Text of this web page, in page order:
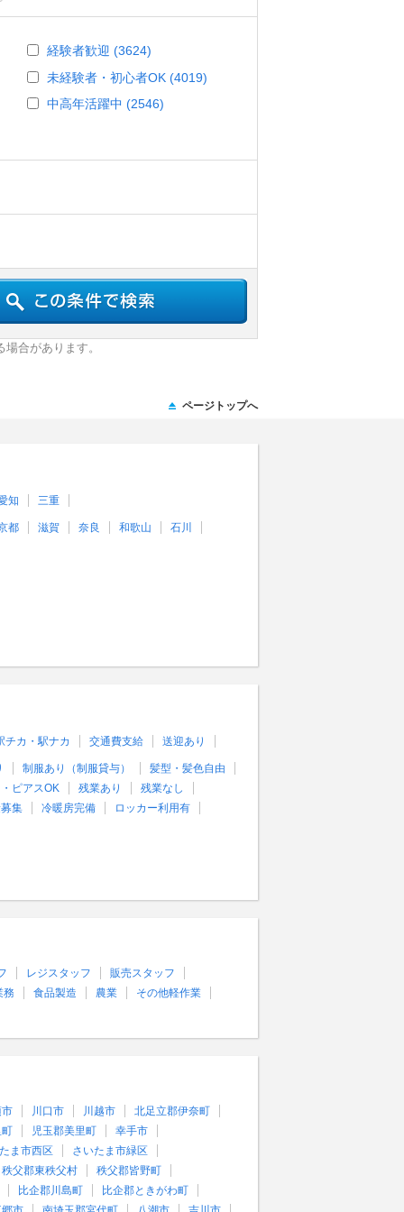
経験者歓迎 (3624)
未経験者・初心者OK (4019)
中高年活躍中 (2546)
合があります。
知 三重
都 滋賀 奈良 和歌山 石川
チカ・駅ナカ 交通費支給 送迎あり
制服あり（制服貸与）
髪型・髪色自由
ピアスOK
残業あり
残業なし
集
冷暖房完備 ロッカー利用有
レジスタッフ
販売スタッフ
務
食品製造 農業 その他軽作業
川口市 川越市
北足立郡伊奈町
児玉郡美里町
幸手市
ま市西区
さいたま市緑区
秩父郡東秩父村
秩父郡皆野町
比企郡川島町
比企郡ときがわ町
ページトップへ